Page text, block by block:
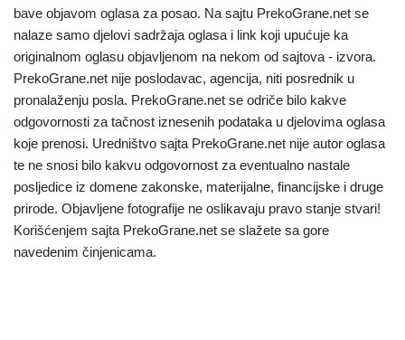
bave objavom oglasa za posao. Na sajtu PrekoGrane.net se
nalaze samo djelovi sadržaja oglasa i link koji upućuje ka
originalnom oglasu objavljenom na nekom od sajtova - izvora.
PrekoGrane.net nije poslodavac, agencija, niti posrednik u
pronalaženju posla. PrekoGrane.net se odriče bilo kakve
odgovornosti za tačnost iznesenih podataka u djelovima oglasa
koje prenosi. Uredništvo sajta PrekoGrane.net nije autor oglasa
te ne snosi bilo kakvu odgovornost za eventualno nastale
posljedice iz domene zakonske, materijalne, financijske i druge
prirode. Objavljene fotografije ne oslikavaju pravo stanje stvari!
Korišćenjem sajta PrekoGrane.net se slažete sa gore
navedenim činjenicama.